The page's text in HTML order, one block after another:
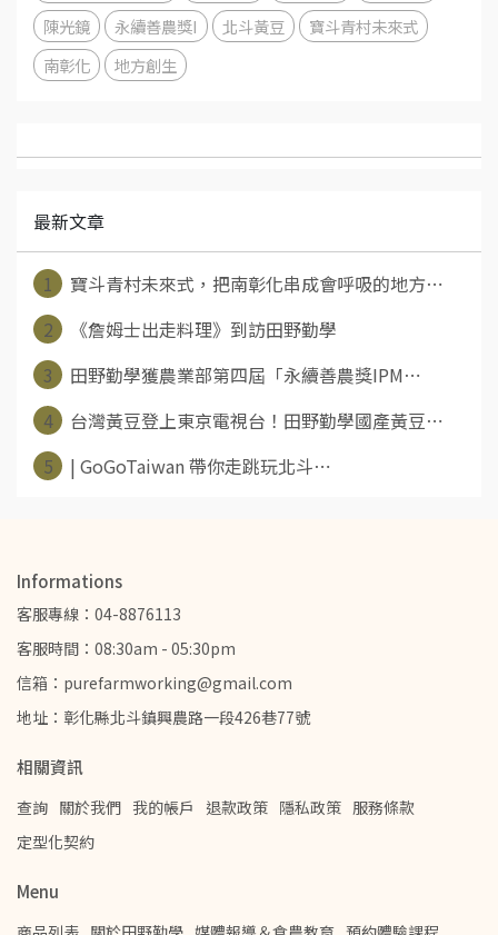
陳光鏡
永續善農獎I 北斗黃豆
寶斗青村未來式
南彰化
地方創生
最新文章
1
寶斗青村未來式，把南彰化串成會呼吸的地方⋯
2
《詹姆士出走料理》到訪田野勤學
3
田野勤學獲農業部第四屆「永續善農獎IPM⋯
4
台灣黃豆登上東京電視台！田野勤學國產黃豆⋯
5
| GoGoTaiwan 帶你走跳玩北斗⋯
Informations
客服專線：04-8876113
客服時間：08:30am - 05:30pm
信箱：purefarmworking@gmail.com
地址：彰化縣北斗鎮興農路一段426巷77號
相關資訊
查詢 關於我們 我的帳戶 退款政策 隱私政策 服務條款
定型化契約
Menu